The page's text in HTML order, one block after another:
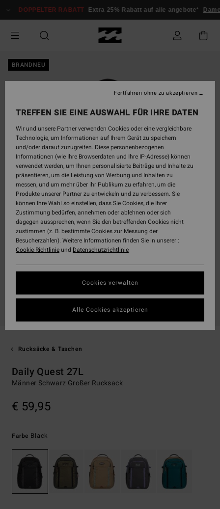
zur
springen
DOPPELTER RABATT Extra 25% Rabatt auf alle angebote*
BRANDNEU
Rucksäcke & Taschen
Daily Quest 27L
Männer Schwarz Großer Rucksack
€ 59,95
Farbe Black
TREFFEN SIE EINE AUSWAHL FÜR IHRE DATEN
Wir und unsere Partner verwenden Cookies oder eine vergleichbare
Technologie, um Informationen auf Ihrem Gerät zu speichern
und/oder darauf zuzugreifen. Diese personenbezogenen
Informationen (wie Ihre Browserdaten und Ihre IP-Adresse) können
verwendet werden, um Ihnen personalisierte Beiträge und Inhalte zu
präsentieren, um die Leistung von Werbung und Inhalten zu
messen, und um mehr über ihr Publikum zu erfahren, um die
Produkte unserer Partner zu entwickeln und zu verbessern. Sie
können Ihre Wahl so einstellen, dass Sie Cookies, die Ihrer
Zustimmung bedürfen, annehmen oder ablehnen oder sich
dagegen aussprechen, wenn Sie den betreffenden Cookies nicht
zustimmen (z. B. bestimmte Cookies zur Messung der
Besucherzahlen). Weitere Informationen finden Sie in unserer :
Cookie-Richtlinieund Datenschutzrichtlinie
Cookies verwalten
Fortfahren ohne zu akzeptieren
Alle Cookies akzeptieren